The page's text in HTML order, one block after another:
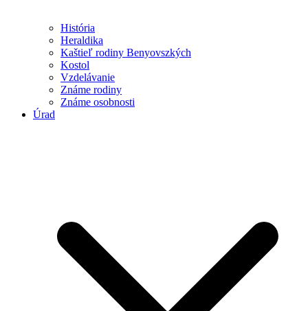
História
Heraldika
Kaštieľ rodiny Benyovszkých
Kostol
Vzdelávanie
Známe rodiny
Známe osobnosti
Úrad